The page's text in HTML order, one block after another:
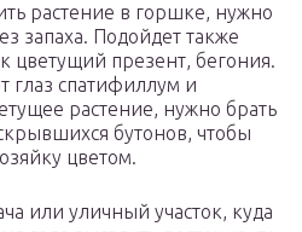
растение в горшке, нужно
запаха. Подойдет также
цветущий презент, бегония.
глаз спатифиллум и
растение, нужно брать
бутонов, чтобы
цветом.
или уличный участок, куда